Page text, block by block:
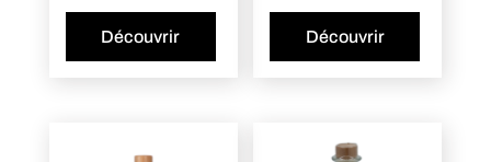
Découvrir Découvrir